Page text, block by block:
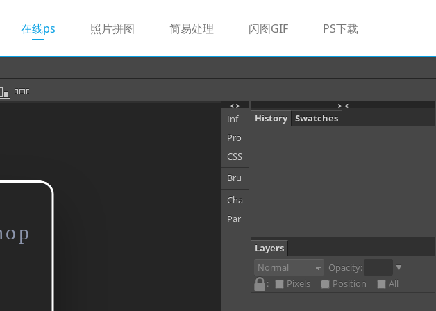
在线ps (current)照片拼图 简易处理 闪图GIF PS下载